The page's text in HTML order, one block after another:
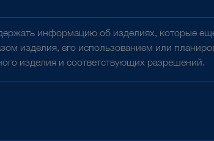
информацию об изделиях, которые
изделия, его использованием или
изделия и соответствующих разрешений.